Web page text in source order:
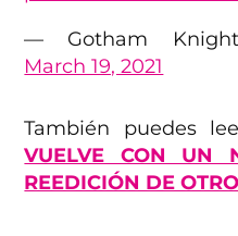
— Gotham
March 19, 2021
También puedes
VUELVE CON UN
REEDICIÓN DE